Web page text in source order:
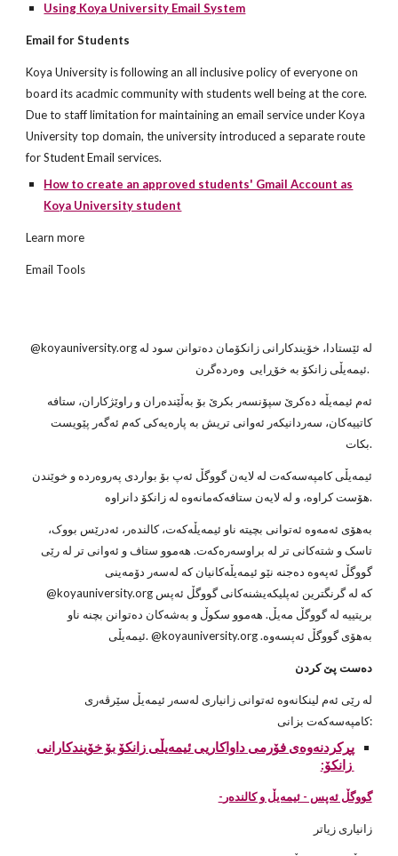
Using Koya University Email System
Email for Students
Koya University is following an all inclusive policy of everyone on
board its acadmic community with students well being at the core.
Due to staff limitation for maintaining an email service under Koya
University top domain, the university introduced a separate route
for Student Email services.
How to create an approved students' Gmail Account as
Koya University student
Learn more
Email Tools
@koyauniversity.orgلە ئێستادا، خۆیندکارانى زانکۆمان دەتوانن سود لە
ئیمەیڵی زانکۆ بە خۆڕایی وەردەگرن.
ئەم ئیمەیڵە دەکرێ سپۆنسەر بکرێ بۆ بەڵێندەران و راوێژکاران، ستافە
کاتییەکان، سەردانیکەر ئەوانی تریش بە پارەیەکی کەم ئەگەر پێویست
بکات.
ئیمەیڵی کامپەسەکەت لە لایەن گووگڵ ئەپ بۆ بواردی پەروەردە و خوێندن
هۆست کراوە، و لە لایەن ستافەکەمانەوە لە زانکۆ دانراوە.
بەهۆی ئەمەوە ئەتوانی بچیتە ناو ئیمەیڵەکەت، کالندەر، ئەدرێس بووک،
تاسک و شتەکانی تر لە براوسەرەکەت. هەموو ستاف و ئەوانی تر لە رێی
گووگڵ ئەپەوە دەجنە نێو ئیمەیڵەکانیان کە لەسەر دۆمەینی
@koyauniversity.org کە لە گرنگترین ئەپلیکەیشنەکانی گووگڵ ئەپس
بریتییە لە گووگڵ مەیڵ. هەموو سکوڵ و بەشەکان دەتوانن بچنە ناو
ئیمەیڵی. @koyauniversity.org .بەهۆی گووگڵ ئەپسەوە
دەست پێ کردن
لە رێی ئەم لینکانەوە ئەتوانی زانیاری لەسەر ئیمەیڵ سێرڤەری
کامپەسەکەت بزانی:
پڕکردنەوەی فۆرمی داواکاریی ئیمەیڵی زانکۆ بۆخۆیندکارانى
زانکۆ:
-گووگڵ ئەپس - ئیمەیڵ و کالندەر
زانیاری زیاتر